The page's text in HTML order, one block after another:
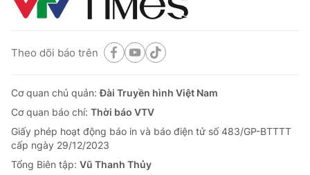
Hậu trường
Giải sao mai
Điện ảnh
Âm nhạc
Du lịch
Làm đẹp
Chất lượng cuộc sống
Tuyển sinh
Học trực tuyến
Công nghệ
Hitech Công nghệ tương lai
Sản phẩm
Giao lưu trực tuyến
Theo dõi báo trên
Cơ quan chủ quản:Đài Truyền hình Việt Nam
Cơ quan báo chí: Thời báo VTV
Giấy phép hoạt động báo in và báo điện tử số 483/GP-BTTTT
cấp ngày 29/12/2023
Tổng Biên tập: Vũ Thanh Thủy